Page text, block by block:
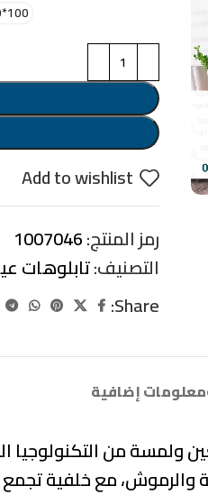
100*70
Add to wishlist
رمز المنتج:1007046
التصنيف:تابلوهات
Share:
معلومات إضافية
ولمسة من
مع خلفية